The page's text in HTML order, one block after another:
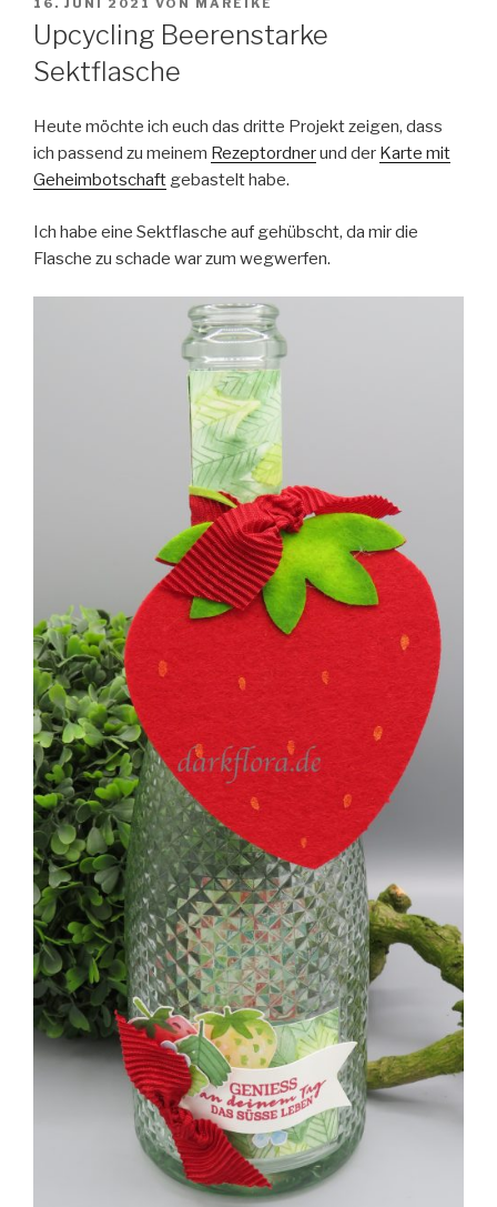
AM
16. JUNI 2021 VON MAREIKE
Upcycling Beerenstarke
Sektflasche
Heute möchte ich euch das dritte Projekt zeigen, dass
ich passend zu meinem Rezeptordnerund der Karte mit
Geheimbotschaft gebastelt habe.
Ich habe eine Sektflasche auf gehübscht, da mir die
Flasche zu schade war zum wegwerfen.